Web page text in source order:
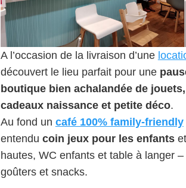
A l’occasion de la livraison d’une
découvert le lieu parfait pour une
boutique bien achalandée de
cadeaux naissance et petite déco.
Au fond un café 100% family-friendly
entendu coin jeux pour les enfants
hautes, WC enfants et table à langer
goûters et snacks.